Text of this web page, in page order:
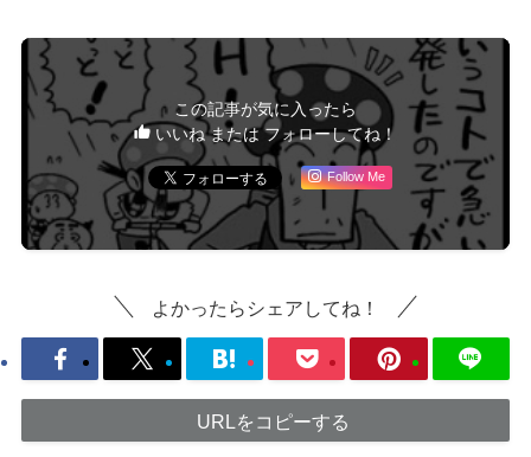
この記事が気に入ったら
いいね または フォローしてね！
Follow Me
よかったらシェアしてね！
URLをコピーする